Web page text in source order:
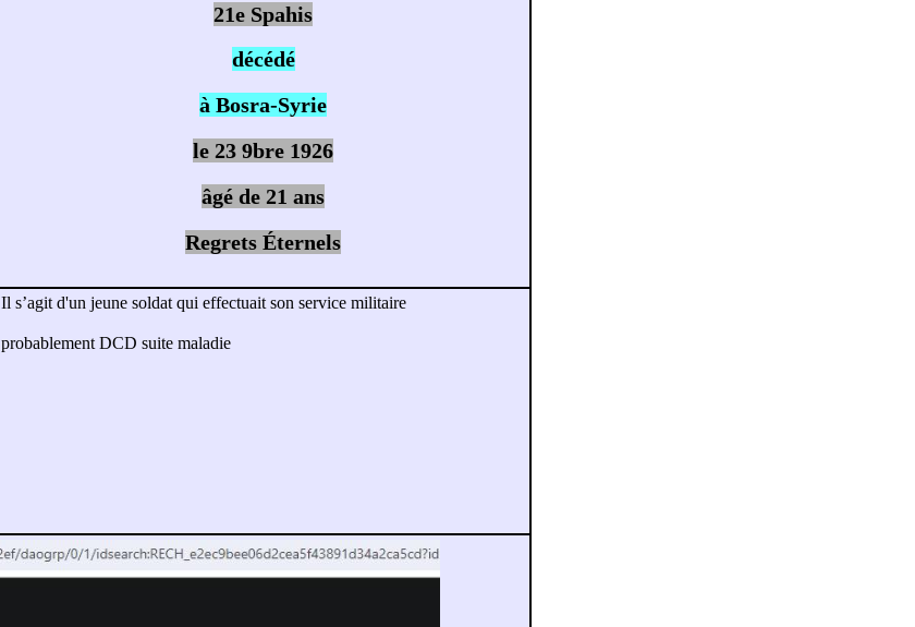
21e Spahis
décédé
à Bosra-Syrie
le 23 9bre 1926
âgé de 21 ans
Regrets Éternels
Il s’agit d'un jeune soldat qui effectuait son service militaire
probablement DCD suite maladie